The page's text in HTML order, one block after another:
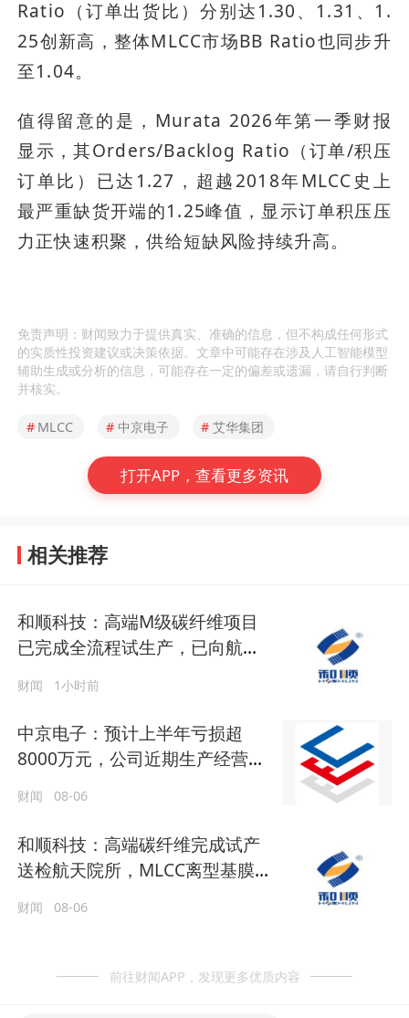
Ratio（订单出货比）分别达1.30、1.31、1.
25创新高，整体MLCC市场BB Ratio也同步升
至1.04。
值得留意的是，Murata 2026年第一季财报
显示，其Orders/Backlog Ratio（订单/积压
订单比）已达1.27，超越2018年MLCC史上
最严重缺货开端的1.25峰值，显示订单积压压
力正快速积聚，供给短缺风险持续升高。
免责声明：财闻致力于提供真实、准确的信息，但不构成任何形式
的实质性投资建议或决策依据。文章中可能存在涉及人工智能模型
辅助生成或分析的信息，可能存在一定的偏差或遗漏，请自行判断
并核实。
# MLCC # 中京电子 # 艾华集团
打开APP，查看更多资讯
相关推荐
和顺科技：高端M级碳纤维项目
已完成全流程试生产，已向航天
核心院所完成专项送样
财闻 1小时前
中京电子：预计上半年亏损超
8000万元，公司近期生产经营情
况正常
财闻 08-06
和顺科技：高端碳纤维完成试产
送检航天院所，MLCC离型基膜
财闻 08-06
前往财闻APP，发现更多优质内容